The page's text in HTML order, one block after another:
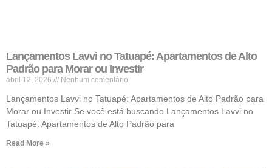
Lançamentos Lavvi no Tatuapé: Apartamentos de Alto
Padrão para Morar ou Investir
abril 12, 2026 Nenhum comentário
Lançamentos Lavvi no Tatuapé: Apartamentos de Alto Padrão para
Morar ou Investir Se você está buscando Lançamentos Lavvi no
Tatuapé: Apartamentos de Alto Padrão para
Read More »